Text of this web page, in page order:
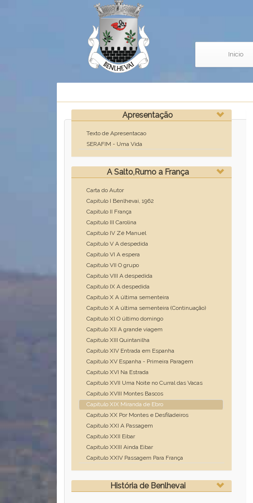
Inicio
Apresentação
Texto de Apresentacao
SERAFIM - Uma Vida
A Salto,Rumo a França
Carta do Autor
Capitulo I Benlhevai, 1962
Capitulo II França
Capitulo III Carolina
Capitulo IV Zé Manuel
Capitulo V A despedida
Capitulo VI A espera
Capitulo VII O grupo
Capitulo VIII A despedida
Capitulo IX A despedida
Capitulo X A última sementeira
Capitulo X A última sementeira (Continuação)
Capitulo XI O último domingo
Capitulo XII A grande viagem
Capitulo XIII Quintanilha
Capitulo XIV Entrada em Espanha
Capitulo XV Espanha - Primeira Paragem
Capitulo XVI Na Estrada
Capitulo XVII Uma Noite no Curral das Vacas
Capitulo XVIII Montes Bascos
Capitulo XIX Miranda de Ebro
Capitulo XX Por Montes e Desfiladeiros
Capitulo XXI A Passagem
Capitulo XXII Eibar
Capitulo XXIII Ainda Eibar
Capitulo XXIV Passagem Para França
História de Benlhevai